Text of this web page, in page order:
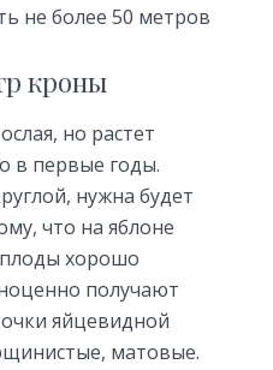
не более 50 метров
кроны
но растет
в первые годы.
нужна будет
что на яблоне
хорошо
получают
яйцевидной
матовые.